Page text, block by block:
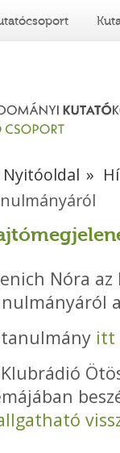
Nyitóoldal
Nóra
itt